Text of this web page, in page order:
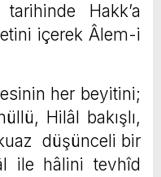
Hakk’a
içerek Âlem-i
her beyitini;
Hilâl bakışlı,
düşünceli bir
ile hâlini tevhîd